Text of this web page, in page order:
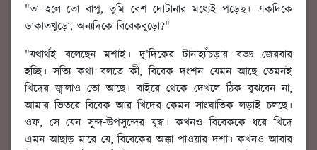
"তা হলে তো বাপু, তুমি বেশ দোটানার মধ্যেই পড়েছ। একদিকে
ডাকাতখুড়ো, অন্যদিকে বিবেকবুড়ো?"
"যথার্থই বলেছেন মশাই। দু'দিকের টানাহ্যাঁচড়ায় বড্ড জেরবার
হচ্ছি। সত্যি কথা বলতে কী, বিবেক দংশন যেমন আছে তেমনই
খিদের জ্বালাও তো আছে। বাইরে থেকে দেখলে ঠিক বুঝবেন না,
আমার ভিতরে বিবেক আর খিদের কেমন সাংঘাতিক লড়াই চলছে।
ওফ, সে যেন সুন্দ-উপসুন্দের যুদ্ধ। কখনও বিবেককে ধরে খিদে
এমন আছাড় মারে যে, বিবেকের অক্কা পাওয়ার দশা। কখনও আবার